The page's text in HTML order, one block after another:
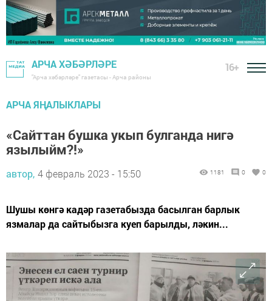
АРЧА ХӘБӘРЛӘРЕ
"Арча хәбәрләре" газетасы - Арча районы
16+
АРЧА ЯҢАЛЫКЛАРЫ
«Сайттан бушка укып булганда нигә
язылыйм?!»
автор, 4 февраль 2023 - 15:50 1181 0 0
Шушы көнгә кадәр газетабызда басылган барлык
язмалар да сайтыбызга куеп барылды, ләкин...